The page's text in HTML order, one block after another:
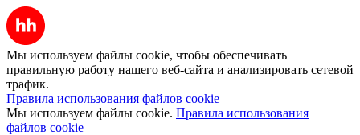
Мы используем файлы cookie, чтобы обеспечивать
правильную работу нашего веб-сайта и анализировать сетевой
трафик.
Правила использования файлов cookie
Мы используем файлы cookie. Правила использования
файлов cookie